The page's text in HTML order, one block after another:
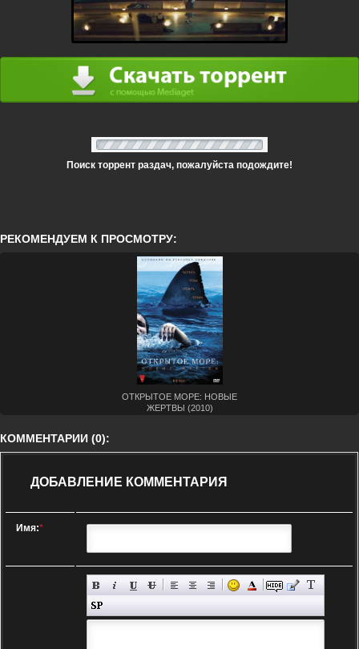
Поиск торрент раздач, пожалуйста подождите!
РЕКОМЕНДУЕМ К ПРОСМОТРУ:
ОТКРЫТОЕ МОРЕ: НОВЫЕ
ЖЕРТВЫ (2010)
КОММЕНТАРИИ (0):
ДОБАВЛЕНИЕ КОММЕНТАРИЯ
Имя:*